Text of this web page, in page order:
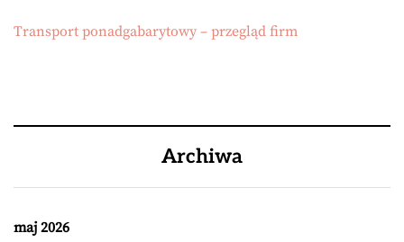
Transport ponadgabarytowy – przegląd firm
Archiwa
maj 2026